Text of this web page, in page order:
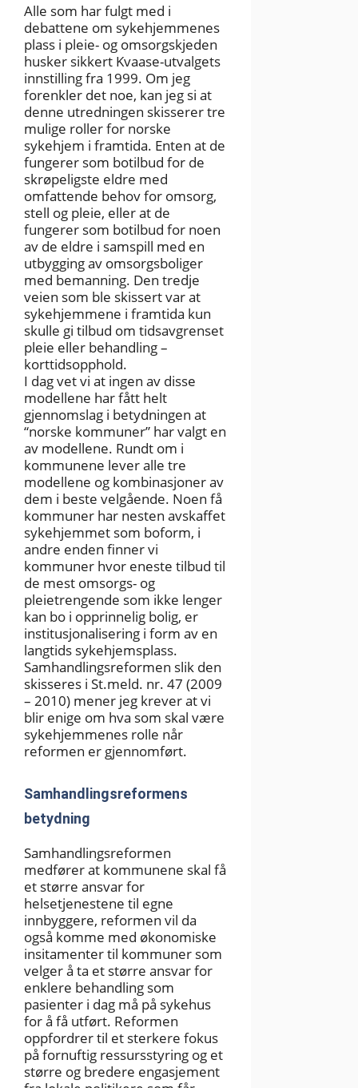
Alle som har fulgt med i
debattene om sykehjemmenes
plass i pleie- og omsorgskjeden
husker sikkert Kvaase-utvalgets
innstilling fra 1999. Om jeg
forenkler det noe, kan jeg si at
denne utredningen skisserer tre
mulige roller for norske
sykehjem i framtida. Enten at de
fungerer som botilbud for de
skrøpeligste eldre med
omfattende behov for omsorg,
stell og pleie, eller at de
fungerer som botilbud for noen
av de eldre i samspill med en
utbygging av omsorgsboliger
med bemanning. Den tredje
veien som ble skissert var at
sykehjemmene i framtida kun
skulle gi tilbud om tidsavgrenset
pleie eller behandling –
korttidsopphold.
I dag vet vi at ingen av disse
modellene har fått helt
gjennomslag i betydningen at
“norske kommuner” har valgt en
av modellene. Rundt om i
kommunene lever alle tre
modellene og kombinasjoner av
dem i beste velgående. Noen få
kommuner har nesten avskaffet
sykehjemmet som boform, i
andre enden finner vi
kommuner hvor eneste tilbud til
de mest omsorgs- og
pleietrengende som ikke lenger
kan bo i opprinnelig bolig, er
institusjonalisering i form av en
langtids sykehjemsplass.
Samhandlingsreformen slik den
skisseres i St.meld. nr. 47 (2009
– 2010) mener jeg krever at vi
blir enige om hva som skal være
sykehjemmenes rolle når
reformen er gjennomført.
Samhandlingsreformens
betydning
Samhandlingsreformen
medfører at kommunene skal få
et større ansvar for
helsetjenestene til egne
innbyggere, reformen vil da
også komme med økonomiske
insitamenter til kommuner som
velger å ta et større ansvar for
enklere behandling som
pasienter i dag må på sykehus
for å få utført. Reformen
oppfordrer til et sterkere fokus
på fornuftig ressursstyring og et
større og bredere engasjement